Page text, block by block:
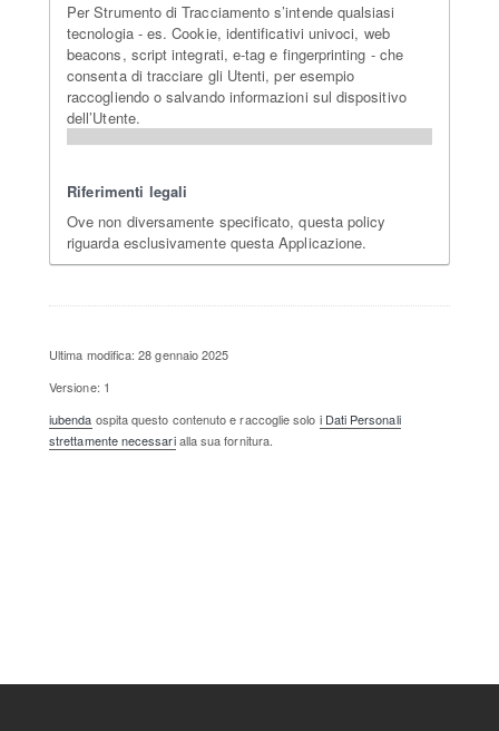
Per Strumento di Tracciamento s’intende qualsiasi
tecnologia - es. Cookie, identificativi univoci, web
beacons, script integrati, e-tag e fingerprinting - che
consenta di tracciare gli Utenti, per esempio
raccogliendo o salvando informazioni sul dispositivo
dell’Utente.
Riferimenti legali
Ove non diversamente specificato, questa policy
riguarda esclusivamente questa Applicazione.
Ultima modifica: 28 gennaio 2025
Versione: 1
iubenda ospita questo contenuto e raccoglie solo i Dati Personali
strettamente necessarialla sua fornitura.